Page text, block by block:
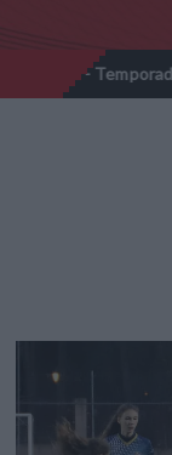
2026-2027 //